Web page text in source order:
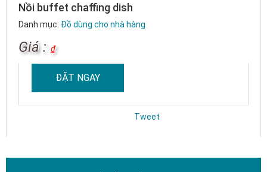
Nồi buffet chaffing dish
Danh mục: Đồ dùng cho nhà hàng
Giá : ₫
ĐẶT NGAY
Tweet